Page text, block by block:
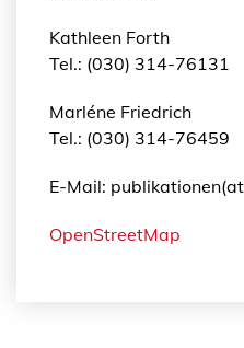
Kathleen Forth
Tel.: (030) 314-76131
Marléne Friedrich
Tel.: (030) 314-76459
E-Mail:
OpenStreetMap